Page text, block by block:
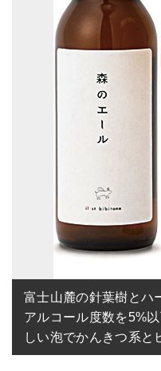
富士山麓の針葉樹とハ
アルコール度数を5%
しい泡でかんきつ系と